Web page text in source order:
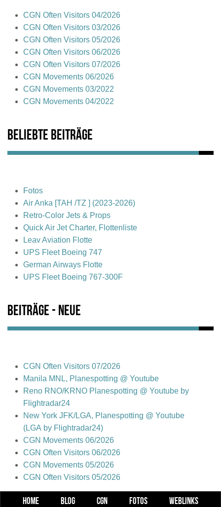
CGN Often Visitors 04/2026
CGN Often Visitors 03/2026
CGN Often Visitors 05/2026
CGN Often Visitors 06/2026
CGN Often Visitors 07/2026
CGN Movements 06/2026
CGN Movements 03/2022
CGN Movements 04/2022
Beliebte Beiträge
Fotos
Air Anka [TAH /TZ ] (2023-2026)
Retro-Color Jets & Props
Quick Air Jet Charter, Flottenliste
Leav Aviation Flotte
UPS Fleet Boeing 747
German Airways Flotte
UPS Fleet Boeing 767-300F
Beiträge - Neue
CGN Often Visitors 07/2026
Manila MNL, Planespotting @ Youtube
Reno RNO/KRNO Planespotting @ Youtube by
Flightradar24
New York JFK/LGA, Planespotting @ Youtube
(LGA by Flightradar24)
CGN Movements 06/2026
CGN Often Visitors 06/2026
CGN Movements 05/2026
CGN Often Visitors 05/2026
HOME BLOG CGN FOTOS WEBLINKS